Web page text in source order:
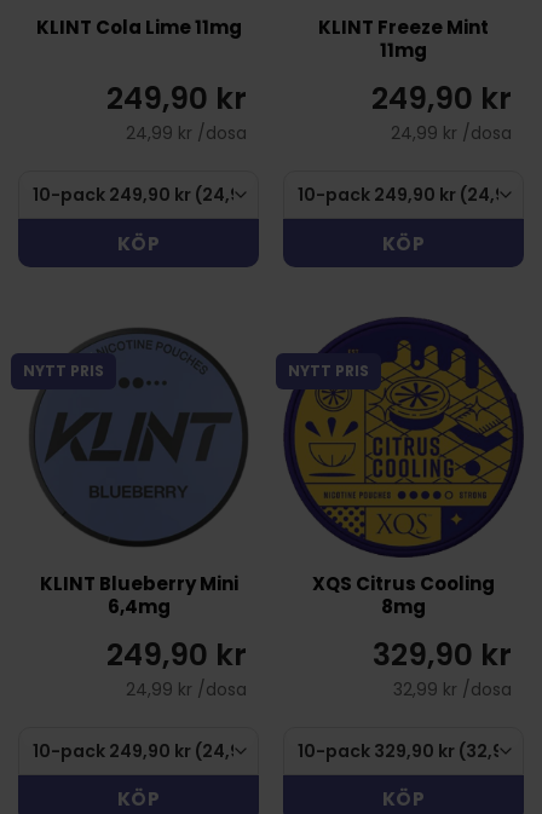
KLINT Cola Lime 11mg
249,90 kr
24,99 kr /dosa
KÖP
KLINT Freeze Mint
11mg
249,90 kr
24,99 kr /dosa
KÖP
NYTT PRIS
KLINT Blueberry Mini
6,4mg
249,90 kr
24,99 kr /dosa
KÖP
NYTT PRIS
XQS Citrus Cooling
8mg
329,90 kr
32,99 kr /dosa
KÖP